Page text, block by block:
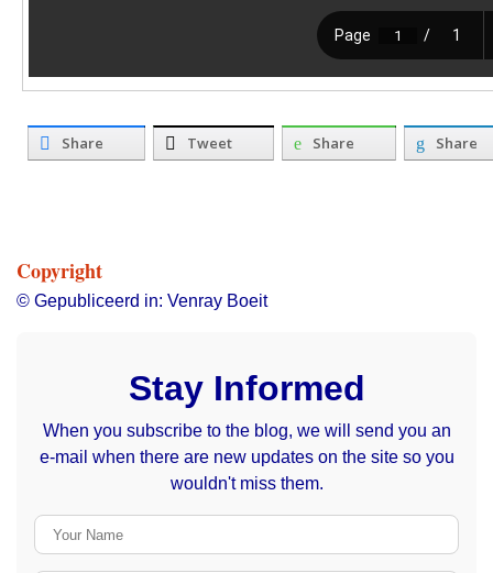
Share Tweet Share Share
Copyright
© Gepubliceerd in: Venray Boeit
Stay Informed
When you subscribe to the blog, we will send you an
e-mail when there are new updates on the site so you
wouldn't miss them.